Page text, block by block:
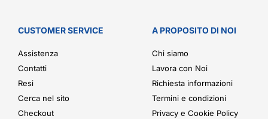
CUSTOMER SERVICE
Assistenza
Contatti
Resi
Cerca nel sito
Checkout
A PROPOSITO DI NOI
Chi siamo
Lavora con Noi
Richiesta informazioni
Termini e condizioni
Privacy e Cookie Policy